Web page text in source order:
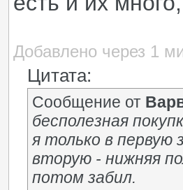
Добавлено через 1
Цитата:
Сообщение от
бесполезная
я только в первую
вторую - нижняя
потом забил.